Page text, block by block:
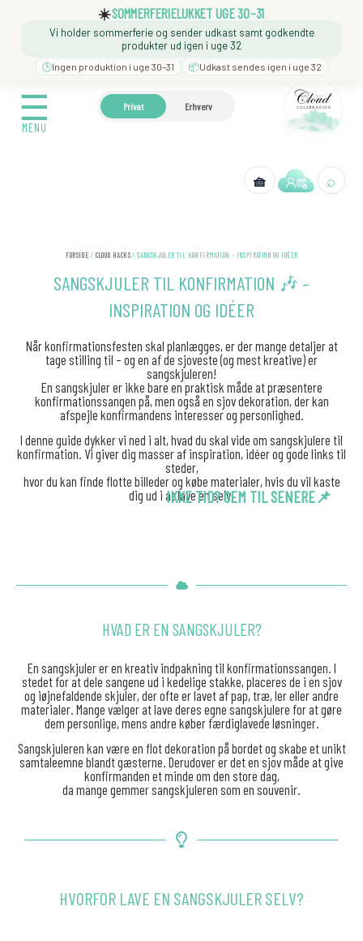
☀️SOMMERFERIELUKKET UGE 30–31
Vi holder sommerferie og sender udkast samt godkendte
produkter ud igen i uge 32
🕒Ingen produktion i uge 30–31 📦Udkast sendes igen i uge 32
☰
MENU
Privat Erhverv
🧺 ⌕
🍼 BARNEDÅB ❓️ BESØG VORES
FORSIDE / CLOUD HACKS/ SANGSKJULER TIL KONFIRMATION – INSPIRATION OG IDÉER
SANGSKJULER TIL KONFIRMATION 🎶 –
INSPIRATION OG IDÉER
Når konfirmationsfesten skal planlægges, er der mange detaljer at
tage stilling til – og en af de sjoveste (og mest kreative) er
sangskjuleren!
En sangskjuler er ikke bare en praktisk måde at præsentere
konfirmationssangen på, men også en sjov dekoration, der kan
afspejle konfirmandens interesser og personlighed.
I denne guide dykker vi ned i alt, hvad du skal vide om sangskjulere til
konfirmation. Vi giver dig masser af inspiration, idéer og gode links til
steder,
hvor du kan finde flotte billeder og købe materialer, hvis du vil kaste
dig ud i at lave en selv.
IKKE TID? GEM TIL SENERE📌
HVAD ER EN SANGSKJULER?
En sangskjuler er en kreativ indpakning til konfirmationssangen. I
stedet for at dele sangene ud i kedelige stakke, placeres de i en sjov
og iøjnefaldende skjuler, der ofte er lavet af pap, træ, ler eller andre
materialer. Mange vælger at lave deres egne sangskjulere for at gøre
dem personlige, mens andre køber færdiglavede løsninger.
Sangskjuleren kan være en flot dekoration på bordet og skabe et unikt
samtaleemne blandt gæsterne. Derudover er det en sjov måde at give
konfirmanden et minde om den store dag,
da mange gemmer sangskjuleren som en souvenir.
HVORFOR LAVE EN SANGSKJULER SELV?